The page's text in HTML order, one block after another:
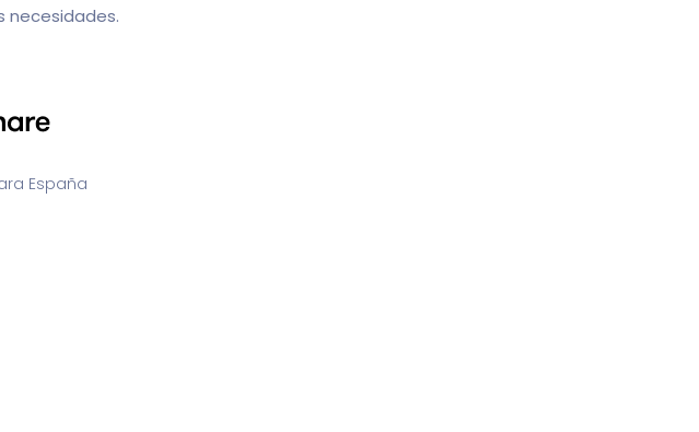
necesidades.
España